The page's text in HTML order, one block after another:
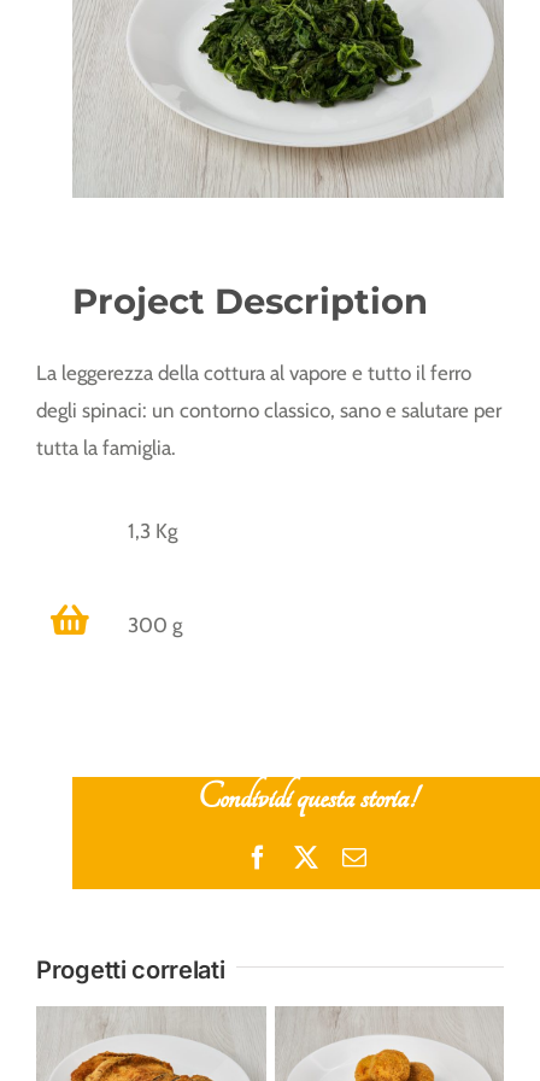
Project Description
La leggerezza della cottura al vapore e tutto il ferro
degli spinaci: un contorno classico, sano e salutare per
tutta la famiglia.
1,3 Kg
300 g
Condividi questa storia!
FacebookEmail
Progetti correlati